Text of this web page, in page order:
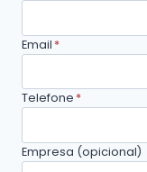
Email *
Telefone *
Empresa (opicional)